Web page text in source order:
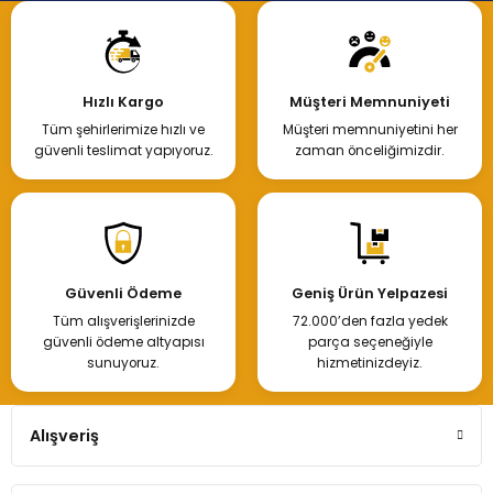
Hızlı Kargo
Tüm şehirlerimize hızlı ve
güvenli teslimat yapıyoruz.
Müşteri Memnuniyeti
Müşteri memnuniyetini her
zaman önceliğimizdir.
Güvenli Ödeme
Tüm alışverişlerinizde
güvenli ödeme altyapısı
sunuyoruz.
Geniş Ürün Yelpazesi
72.000’den fazla yedek
parça seçeneğiyle
hizmetinizdeyiz.
Alışveriş